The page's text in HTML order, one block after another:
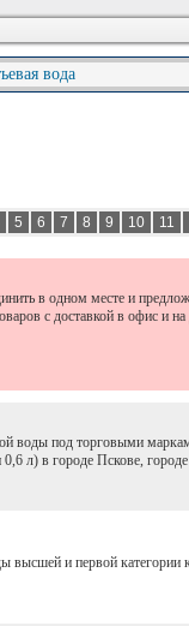
вода
5 6 7 8 9 10 11
в одном месте и
с доставкой в офис и
воды под торговыми
л) в городе Пскове,
высшей и первой категории